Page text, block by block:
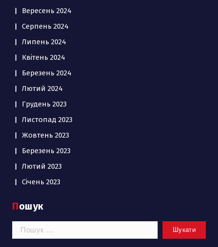
Вересень 2024
Серпень 2024
Липень 2024
Квітень 2024
Березень 2024
Лютий 2024
Грудень 2023
Листопад 2023
Жовтень 2023
Березень 2023
Лютий 2023
Січень 2023
Пошук
Пошук: